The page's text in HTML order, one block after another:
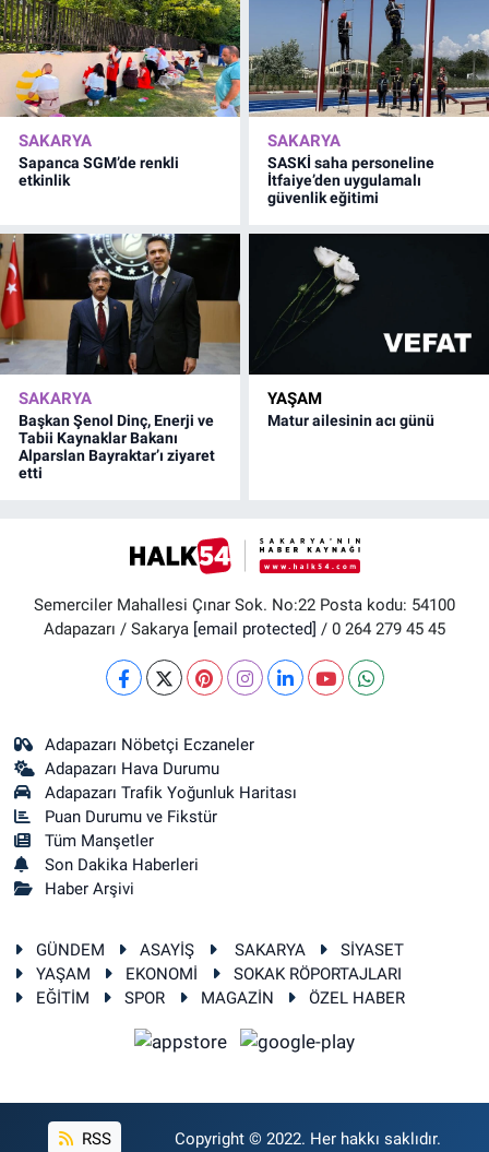
SAKARYA
Sapanca SGM’de renkli
etkinlik
SAKARYA
SASKİ saha personeline
İtfaiye’den uygulamalı
güvenlik eğitimi
SAKARYA
Başkan Şenol Dinç, Enerji ve
Tabii Kaynaklar Bakanı
Alparslan Bayraktar’ı ziyaret
etti
YAŞAM
Matur ailesinin acı günü
Semerciler Mahallesi Çınar Sok. No:22 Posta kodu: 54100
Adapazarı / Sakarya [email protected] / 0 264 279 45 45
Adapazarı Nöbetçi Eczaneler
Adapazarı Hava Durumu
Adapazarı Trafik Yoğunluk Haritası
Puan Durumu ve Fikstür
Tüm Manşetler
Son Dakika Haberleri
Haber Arşivi
GÜNDEM ASAYİŞ SAKARYA
SİYASET
YAŞAM
EKONOMİ
SOKAK RÖPORTAJLARI
EĞİTİM
SPOR MAGAZİN ÖZEL HABER
RSS Copyright © 2022. Her hakkı saklıdır.